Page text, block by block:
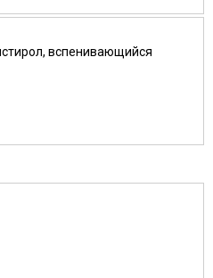
вспенивающийся